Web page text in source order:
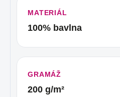
MATERIÁL
100% bavlna
GRAMÁŽ
200 g/m²